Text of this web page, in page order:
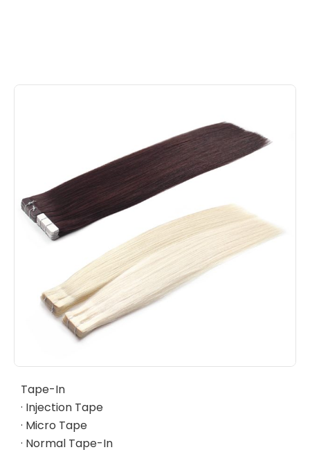
Tape-In
· Injection Tape
· Micro Tape
· Normal Tape-In